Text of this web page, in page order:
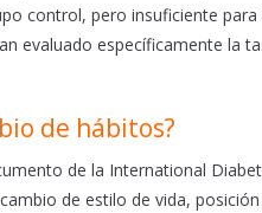
control, pero insuficiente
evaluado específicamente la
de hábitos?
de la International
de estilo de vida,